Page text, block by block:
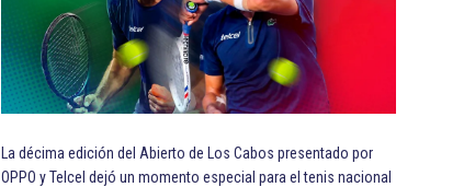
La décima edición del Abierto de Los Cabos presentado por
OPPO y Telcel dejó un momento especial para el tenis nacional